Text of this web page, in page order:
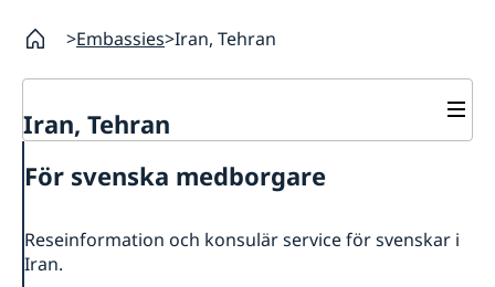
Embassies Iran, Tehran
Iran, Tehran
About us
För svenska medborgare
Reseinformation och konsulär service för svenskar i
Iran.